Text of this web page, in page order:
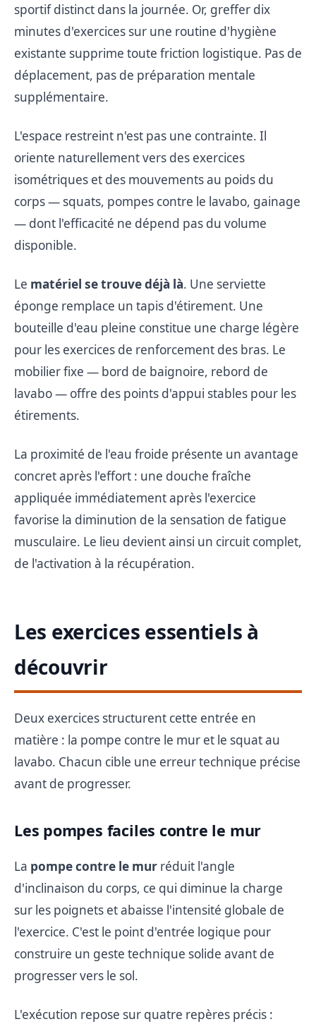
sportif distinct dans la journée. Or, greffer dix
minutes d'exercices sur une routine d'hygiène
existante supprime toute friction logistique. Pas de
déplacement, pas de préparation mentale
supplémentaire.
L'espace restreint n'est pas une contrainte. Il
oriente naturellement vers des exercices
isométriques et des mouvements au poids du
corps — squats, pompes contre le lavabo, gainage
— dont l'efficacité ne dépend pas du volume
disponible.
Le matériel se trouve déjà là. Une serviette
éponge remplace un tapis d'étirement. Une
bouteille d'eau pleine constitue une charge légère
pour les exercices de renforcement des bras. Le
mobilier fixe — bord de baignoire, rebord de
lavabo — offre des points d'appui stables pour les
étirements.
La proximité de l'eau froide présente un avantage
concret après l'effort : une douche fraîche
appliquée immédiatement après l'exercice
favorise la diminution de la sensation de fatigue
musculaire. Le lieu devient ainsi un circuit complet,
de l'activation à la récupération.
Les exercices essentiels à
découvrir
Deux exercices structurent cette entrée en
matière : la pompe contre le mur et le squat au
lavabo. Chacun cible une erreur technique précise
avant de progresser.
Les pompes faciles contre le mur
La pompe contre le mur réduit l'angle
d'inclinaison du corps, ce qui diminue la charge
sur les poignets et abaisse l'intensité globale de
l'exercice. C'est le point d'entrée logique pour
construire un geste technique solide avant de
progresser vers le sol.
L'exécution repose sur quatre repères précis :